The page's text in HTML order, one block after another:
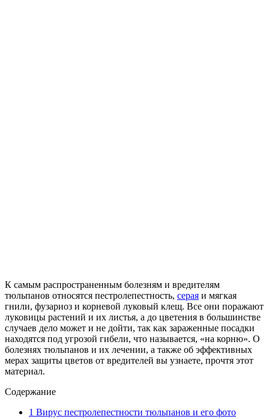
К самым распространенным болезням и вредителям
тюльпанов относятся пестролепестность, серая и мягкая
гнили, фузариоз и корневой луковый клещ. Все они поражают
луковицы растений и их листья, а до цветения в большинстве
случаев дело может и не дойти, так как зараженные посадки
находятся под угрозой гибели, что называется, «на корню». О
болезнях тюльпанов и их лечении, а также об эффективных
мерах защиты цветов от вредителей вы узнаете, прочтя этот
материал.
Содержание
1 Вирус пестролепестности тюльпанов и его фото